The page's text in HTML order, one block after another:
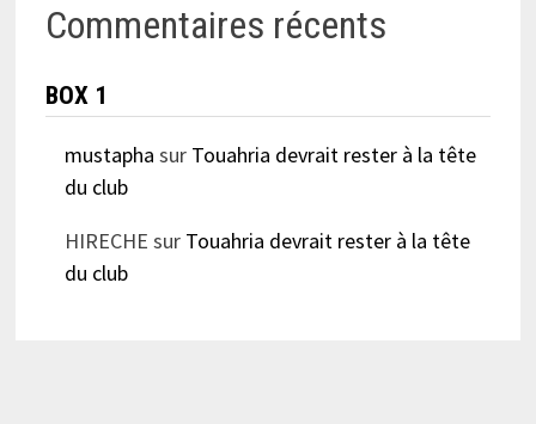
Commentaires récents
BOX 1
mustapha sur Touahria devrait rester à la tête
du club
HIRECHE sur Touahria devrait rester à la tête
du club